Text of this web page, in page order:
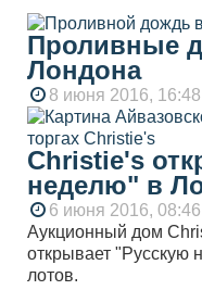
Проливные
Лондона
8 июня 2016, 16:48
Christie's
неделю" в
6 июня 2016, 08:46
Аукционный дом
открывает "Русскую
лотов.